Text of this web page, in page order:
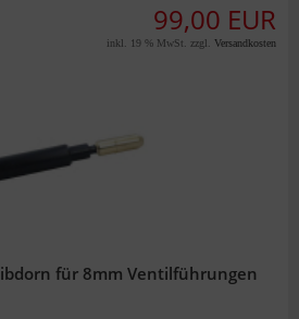
99,00 EUR
inkl. 19 % MwSt. zzgl. Versandkosten
für 8mm Ventilführungen